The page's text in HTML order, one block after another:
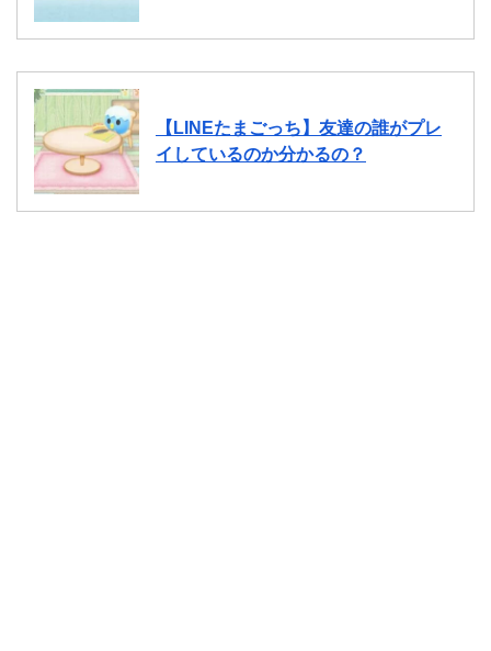
【LINEたまごっち】友達の誰がプレ
イしているのか分かるの？